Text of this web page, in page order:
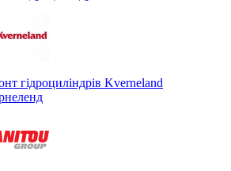
гідроциліндрів Kverneland